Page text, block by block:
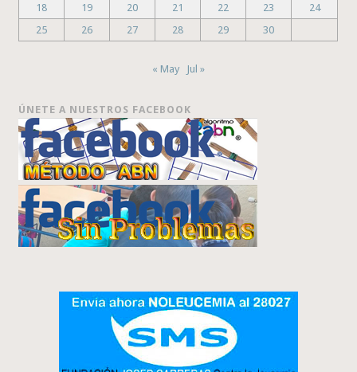
18
19 20 21 22 23
24
25
26 27 28 29 30
« May Jul »
ÚNETE A NUESTROS FACEBOOK